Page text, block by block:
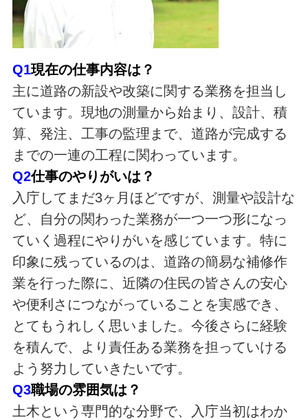
Q1現在の仕事内容は？
主に道路の新設や改築に関する業務を担当し
ています。現地の測量から始まり、設計、積
算、発注、工事の監理まで、道路が完成する
までの一連の工程に関わっています。
Q2仕事のやりがいは？
入庁してまだ3ヶ月ほどですが、測量や設計な
ど、自分の関わった業務が一つ一つ形になっ
ていく過程にやりがいを感じています。特に
印象に残っているのは、道路の簡易な補修作
業を行った際に、近隣の住民の皆さんの安心
や便利さにつながっていることを実感でき、
とてもうれしく思いました。今後さらに経験
を積んで、より責任ある業務を担っていける
よう努力していきたいです。
Q3職場の雰囲気は？
土木という専門的な分野で、入庁当初はわか